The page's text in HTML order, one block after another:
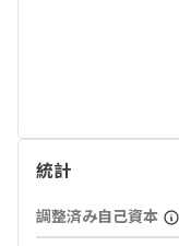
統計
調整済み自己資本